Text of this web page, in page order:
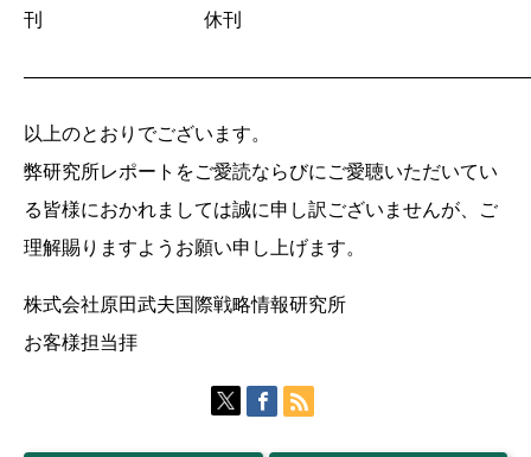
刊 休刊
以上のとおりでございます。
弊研究所レポートをご愛読ならびにご愛聴いただいてい
る皆様におかれましては誠に申し訳ございませんが、ご
理解賜りますようお願い申し上げます。
株式会社原田武夫国際戦略情報研究所
お客様担当拝